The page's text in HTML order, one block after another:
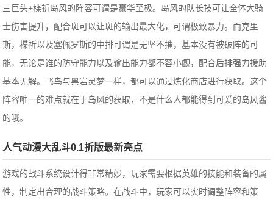
三巨头+楪祈岛风的阵容可谓是豪华至极。岛风的队长技可让全体大骑
士伤害提升，配合斑可以让斑的输出最大化，可谓极致暴力。而克里
斯，楪祈以及塞佩罗斯的中排可谓是无坚不摧，基本没有被破阵的可
能，无论是谁的防守能力以及输出能力都不容小觑，配合后排强力援助
基本无解。飞鸟与黑岩灵梦一样，都可以通过炼化商店进行获取。这个
阵容唯一的难点就在于岛风的获取，不是什么人都能得到可爱的岛风酱
的哦。
人气动漫大乱斗0.1折版最新亮点
游戏的战斗系统设计得非常精妙，玩家需要根据英雄的技能和装备的属
性，制定出合理的战斗策略。在战斗中，玩家可以实时调整阵容和策